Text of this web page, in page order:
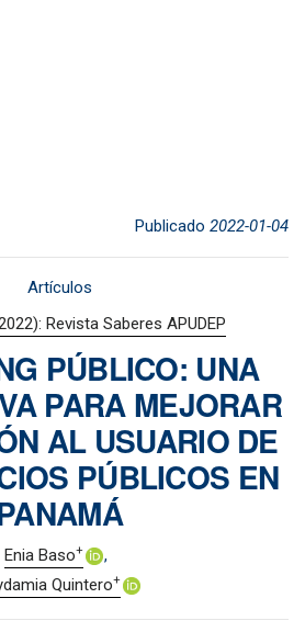
Publicado 2022-01-04
Artículos
Revista Saberes APUDEP
PÚBLICO: UNA
PARA MEJORAR
AL USUARIO DE
PÚBLICOS EN
Enia Baso+
Quintero+